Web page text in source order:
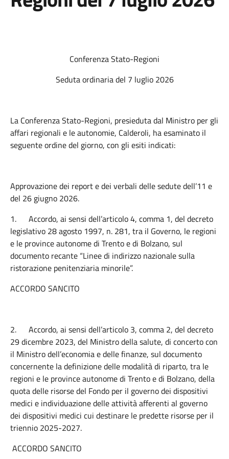
Conferenza Stato-Regioni
Seduta ordinaria del 7 luglio 2026
La Conferenza Stato-Regioni, presieduta dal Ministro per gli
affari regionali e le autonomie, Calderoli, ha esaminato il
seguente ordine del giorno, con gli esiti indicati:
Approvazione dei report e dei verbali delle sedute dell’11 e
del 26 giugno 2026.
1. Accordo, ai sensi dell’articolo 4, comma 1, del decreto
legislativo 28 agosto 1997, n. 281, tra il Governo, le regioni
e le province autonome di Trento e di Bolzano, sul
documento recante “Linee di indirizzo nazionale sulla
ristorazione penitenziaria minorile”.
ACCORDO SANCITO
2. Accordo, ai sensi dell’articolo 3, comma 2, del decreto
29 dicembre 2023, del Ministro della salute, di concerto con
il Ministro dell’economia e delle finanze, sul documento
concernente la definizione delle modalità di riparto, tra le
regioni e le province autonome di Trento e di Bolzano, della
quota delle risorse del Fondo per il governo dei dispositivi
medici e individuazione delle attività afferenti al governo
dei dispositivi medici cui destinare le predette risorse per il
triennio 2025-2027.
ACCORDO SANCITO